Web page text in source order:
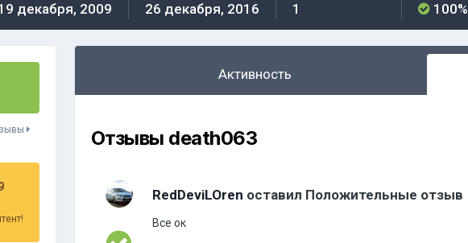
декабря, 2009 26 декабря, 2016 1 100%
Активность
Отзывы death063
RedDeviLOren оставил Положительные отзыв
Все ок